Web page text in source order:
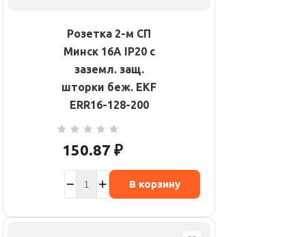
Розетка 2-м СП
Минск 16А IP20 с
заземл. защ.
шторки беж. EKF
ERR16-128-200
150.87 ₽
В корзину